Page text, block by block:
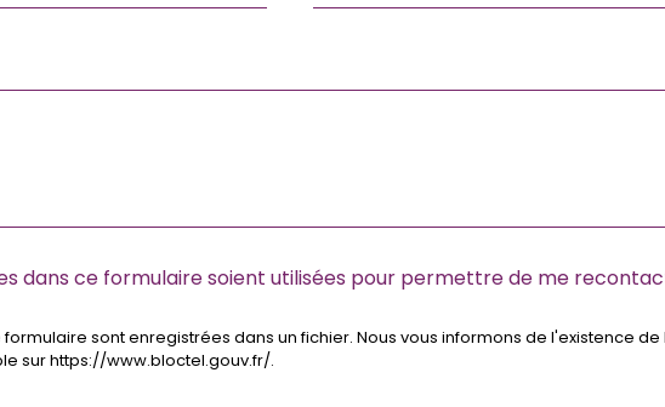
dans ce formulaire soient utilisées pour permettre de me
sont enregistrées dans un fichier. Nous vous informons de l'existence
sur https://www.bloctel.gouv.fr/.